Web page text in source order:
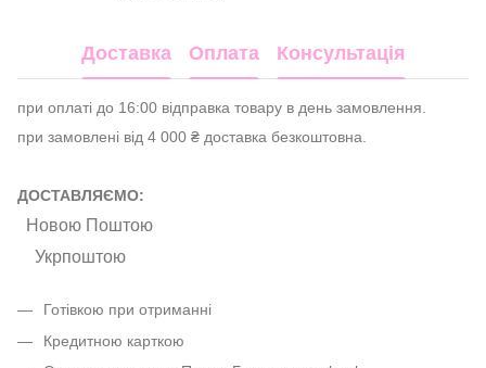
Доставка Оплата Консультація
при оплаті до 16:00 відправка товару в день замовлення.
при замовлені від 4 000 ₴ доставка безкоштовна.
ДОСТАВЛЯЄМО:
Новою Поштою
Укрпоштою
Готівкою при отриманні
Кредитною карткою